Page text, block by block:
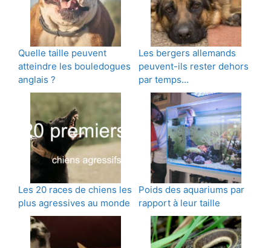
Quelle taille peuvent
atteindre les bouledogues
anglais ?
Les bergers allemands
peuvent-ils rester dehors
par temps…
Les 20 races de chiens les
plus agressives au monde
Poids des aquariums par
rapport à leur taille